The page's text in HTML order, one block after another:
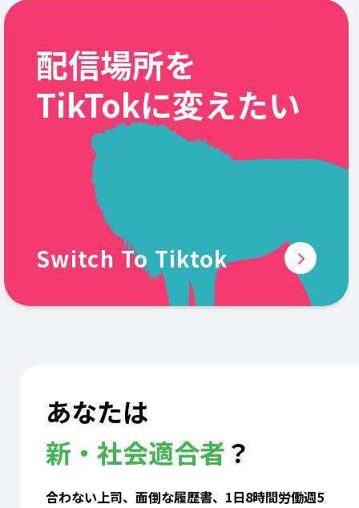
配信場所を
TikTokに変えたい
Switch To Tiktok
あなたは
新・社会適合者？
合わない上司、面倒な履歴書、1日8時間労働週5